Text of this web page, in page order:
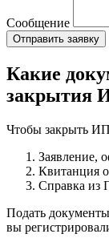
Сообщение
Какие
закрытия
Чтобы закрыть
Заявление,
Квитанция
Справка из
Подать
вы